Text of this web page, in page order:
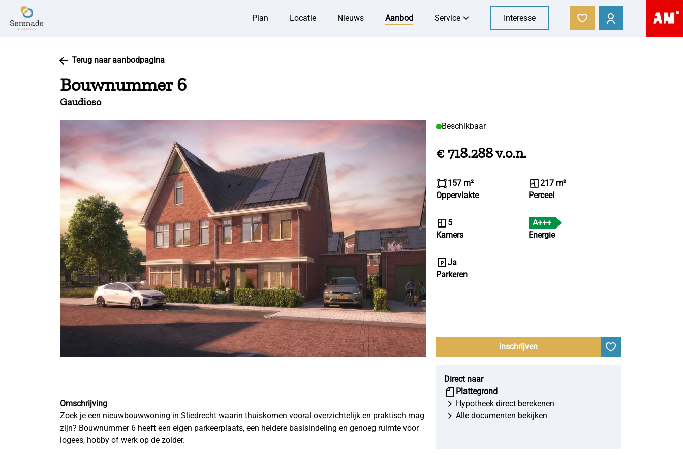
Plan Locatie Nieuws Aanbod Service Interesse
Terug naar aanbodpagina
Bouwnummer 6
Gaudioso
Omschrijving
Zoek je een nieuwbouwwoning in Sliedrecht waarin thuiskomen vooral overzichtelijk en praktisch mag
zijn? Bouwnummer 6 heeft een eigen parkeerplaats, een heldere basisindeling en genoeg ruimte voor
logees, hobby of werk op de zolder.
Beschikbaar
€ 718.288 v.o.n.
157 m²
Oppervlakte
217 m²
Perceel
5
Kamers
A+++
Energie
Ja
Parkeren
Inschrijven
Direct naar
Plattegrond
Hypotheek direct berekenen
Alle documenten bekijken